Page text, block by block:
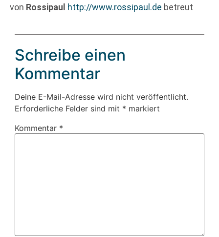
von Rossipaul http://www.rossipaul.de betreut
Schreibe einen
Kommentar
Deine E-Mail-Adresse wird nicht veröffentlicht.
Erforderliche Felder sind mit * markiert
Kommentar *